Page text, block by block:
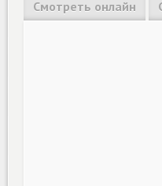
Смотреть онлайн